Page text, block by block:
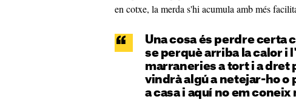
en cotxe, la merda s'hi acumula amb més
Una cosa és perdre certa
se perquè arriba la calor i
marraneries a tort i a dret
vindrà algú a netejar-ho o
a casa i aquí no em coneix